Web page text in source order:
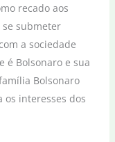
recado aos
se submeter
a sociedade
é Bolsonaro e sua
Bolsonaro
os interesses dos